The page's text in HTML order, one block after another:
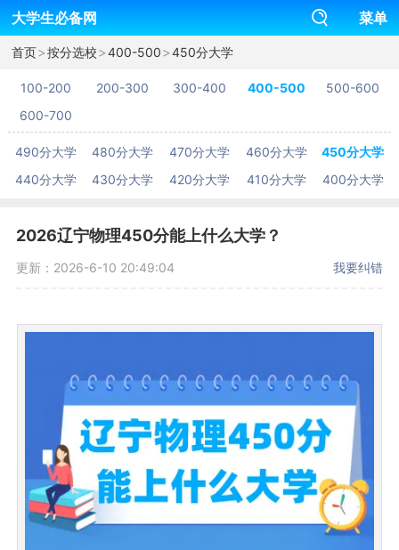
大学生必备网 菜单
首页>按分选校>400-500>450分大学
100-200 200-300 300-400 400-500
500-600
600-700
490分大学 480分大学 470分大学 460分大学
450分大学
440分大学
430分大学 420分大学 410分大学 400分大学
2026辽宁物理450分能上什么大学？
更新：2026-6-10 20:49:04 我要纠错